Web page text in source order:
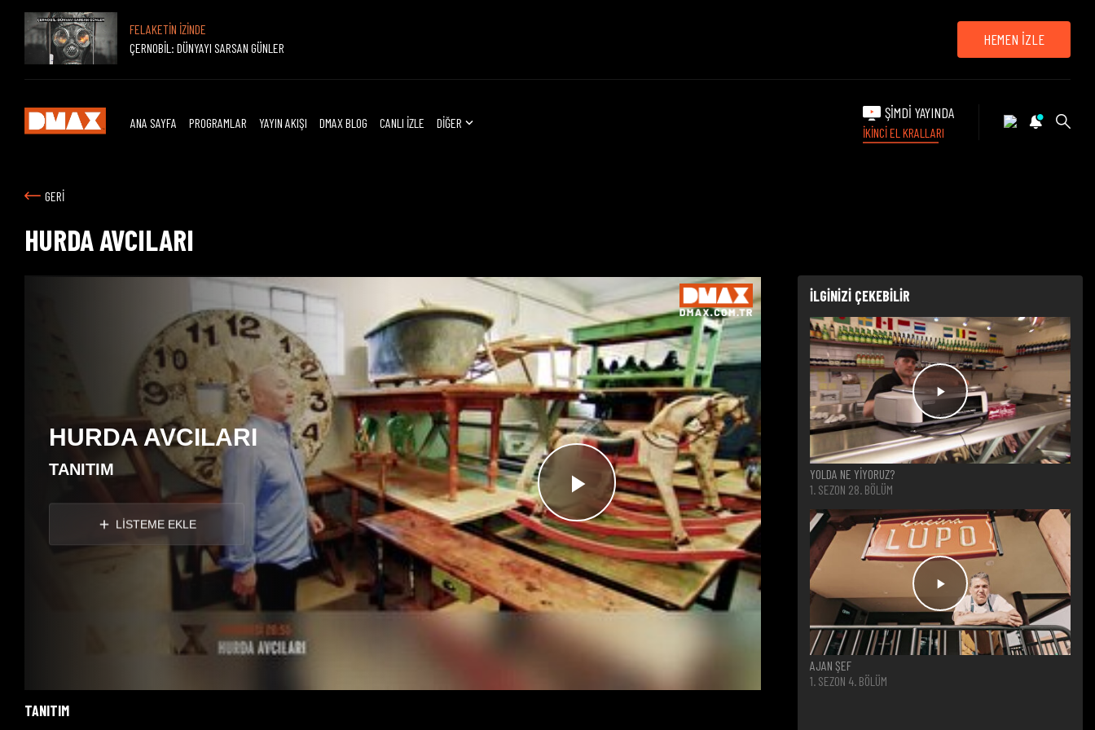
FELAKETİN İZİNDE
ÇERNOBİL: DÜNYAYI SARSAN GÜNLER
HEMEN İZLE
ANA SAYFA PROGRAMLAR YAYIN AKIŞI DMAX BLOG CANLI İZLE DİĞER
ŞİMDİ YAYINDA
İKİNCİ EL KRALLARI
GERİ
HURDA AVCILARI
Videoyu
Oynat
HURDA AVCILARI
TANITIM
LİSTEME EKLE
TANITIM
İLGİNİZİ ÇEKEBİLİR
YOLDA NE YİYORUZ?
1. SEZON 28. BÖLÜM
AJAN ŞEF
1. SEZON 4. BÖLÜM